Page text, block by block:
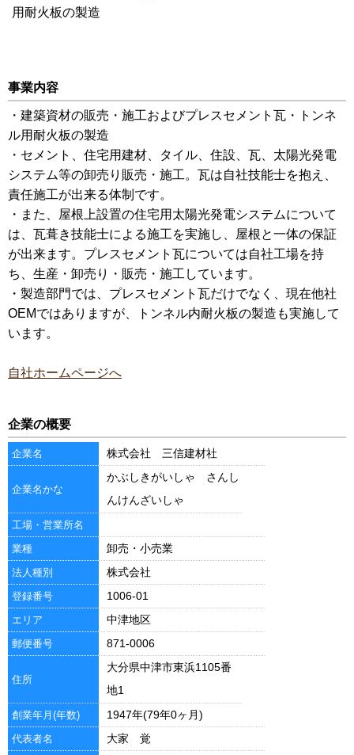
用耐火板の製造
事業内容
・建築資材の販売・施工およびプレスセメント瓦・トンネ
ル用耐火板の製造
・セメント、住宅用建材、タイル、住設、瓦、太陽光発電
システム等の卸売り販売・施工。瓦は自社技能士を抱え、
責任施工が出来る体制です。
・また、屋根上設置の住宅用太陽光発電システムについて
は、瓦葺き技能士による施工を実施し、屋根と一体の保証
が出来ます。プレスセメント瓦については自社工場を持
ち、生産・卸売り・販売・施工しています。
・製造部門では、プレスセメント瓦だけでなく、現在他社
OEMではありますが、トンネル内耐火板の製造も実施して
います。
自社ホームページへ
企業の概要
企業名 株式会社 三信建材社
企業名かな
かぶしきがいしゃ さんし
んけんざいしゃ
工場・営業所名
業種
卸売・小売業
法人種別 株式会社
登録番号 1006-01
エリア 中津地区
郵便番号 871-0006
住所
大分県中津市東浜1105番
地1
創業年月(年数) 1947年(79年0ヶ月)
代表者名 大家 覚